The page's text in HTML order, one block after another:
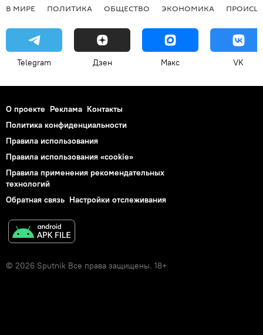
В МИРЕ ПОЛИТИКА ОБЩЕСТВО ЭКОНОМИКА
Telegram Дзен Макс VK
О проекте Реклама Контакты
Политика конфиденциальности
Правила использования
Правила использования «cookie»
Правила применения рекомендательных
технологий
Обратная связь Настройки отслеживания
© 2026 Sputnik Все права защищены. 18+